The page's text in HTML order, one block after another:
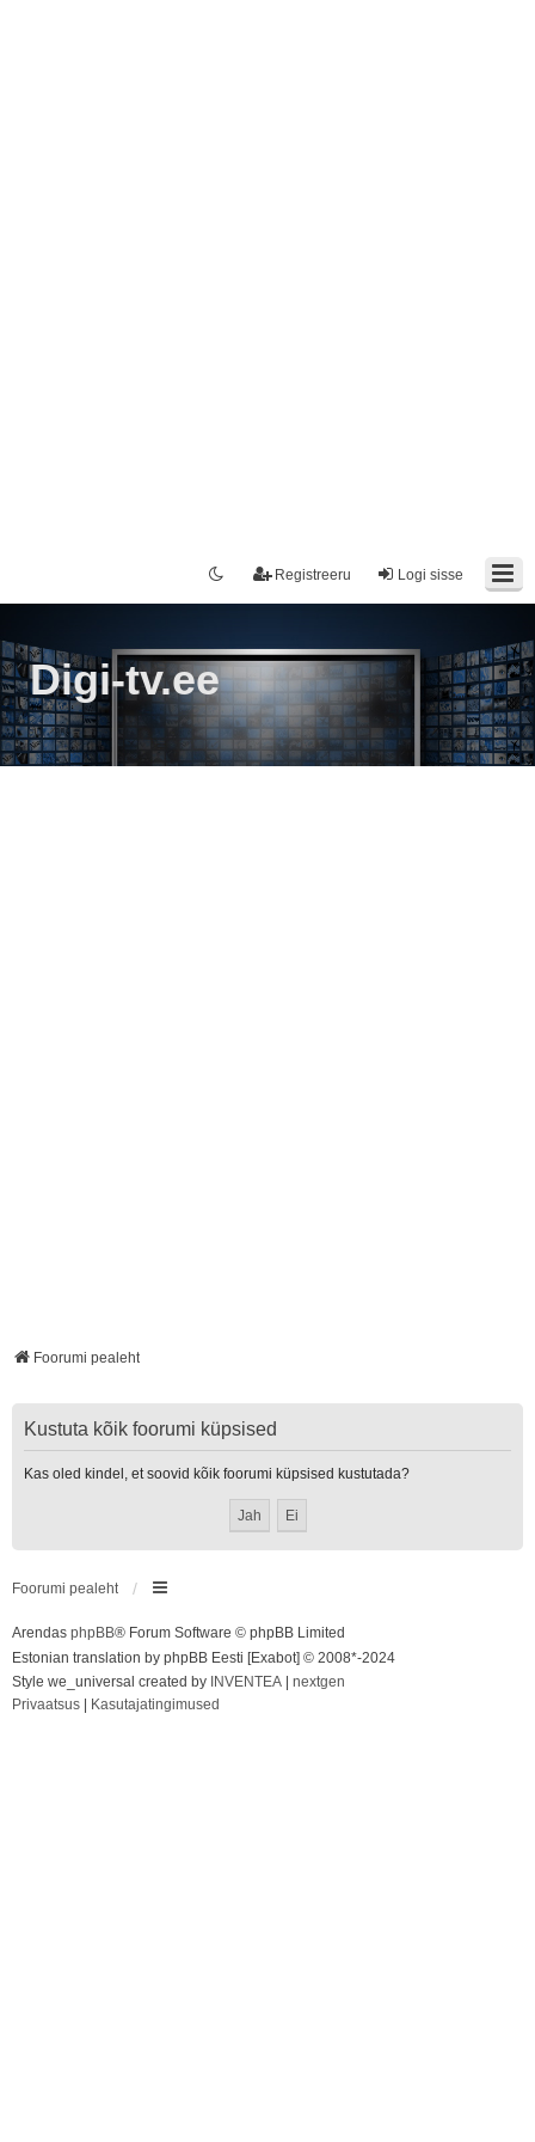
Logi sisse
Registreeru
Digi-tv.ee
Foorumi pealeht
Kustuta kõik foorumi küpsised
Kas oled kindel, et soovid kõik foorumi küpsised kustutada?
Foorumi pealeht
Arendas phpBB® Forum Software © phpBB Limited
Estonian translation by phpBB Eesti [Exabot] © 2008*-2024
Style we_universal created by INVENTEA
nextgen
Privaatsus
Kasutajatingimused